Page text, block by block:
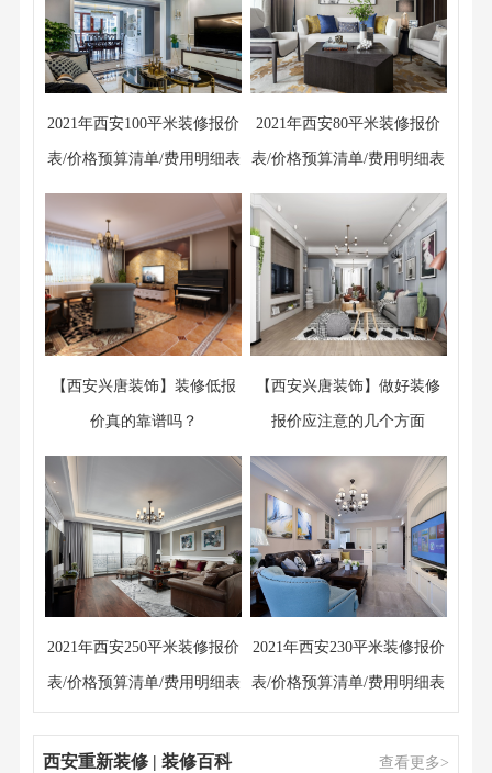
2021年西安100平米装修报价
表/价格预算清单/费用明细表
2021年西安80平米装修报价
表/价格预算清单/费用明细表
【西安兴唐装饰】装修低报
价真的靠谱吗？
【西安兴唐装饰】做好装修
报价应注意的几个方面
2021年西安250平米装修报价
表/价格预算清单/费用明细表
2021年西安230平米装修报价
表/价格预算清单/费用明细表
西安重新装修 | 装修百科 查看更多>